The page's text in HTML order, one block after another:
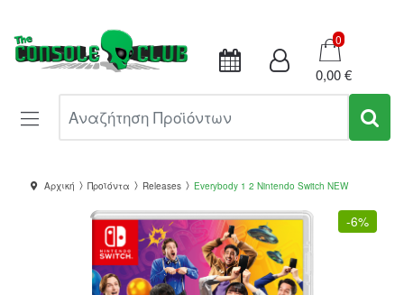
Καλάθι
0
0,00 €
Αρχική Προϊόντα Releases Everybody 1 2 Nintendo Switch NEW
-6%